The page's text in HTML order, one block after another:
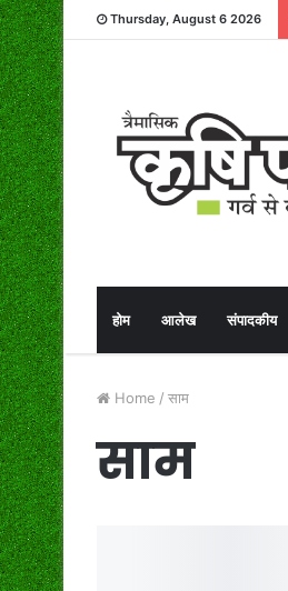
Thursday, August 6 2026
होम आलेख संपादकीय
Home / साम
साम